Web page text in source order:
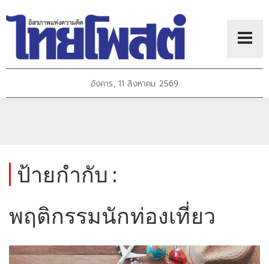
อังคาร, 11 สิงหาคม 2569
ป้ายกำกับ :
พฤติกรรมนักท่องเที่ยว